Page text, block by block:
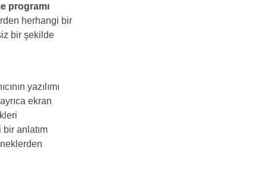
programı
herhangi bir
bir şekilde
yazılımı
ekran
anlatım